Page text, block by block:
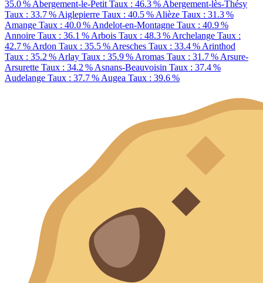
35.0 % Abergement-le-Petit Taux : 46.3 % Abergement-lès-Thésy
Taux : 33.7 % Aiglepierre Taux : 40.5 % Alièze Taux : 31.3 %
Amange Taux : 40.0 % Andelot-en-Montagne Taux : 40.9 %
Annoire Taux : 36.1 % Arbois Taux : 48.3 % Archelange Taux :
42.7 % Ardon Taux : 35.5 % Aresches Taux : 33.4 % Arinthod
Taux : 35.2 % Arlay Taux : 35.9 % Aromas Taux : 31.7 % Arsure-
Arsurette Taux : 34.2 % Asnans-Beauvoisin Taux : 37.4 %
Audelange Taux : 37.7 % Augea Taux : 39.6 %